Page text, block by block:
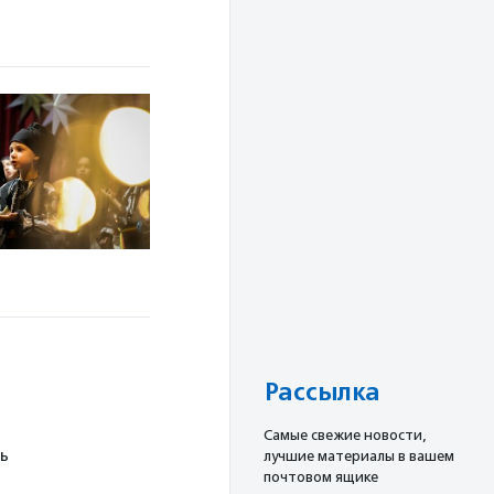
Рассылка
Cамые свежие новости,
лучшие материалы в вашем
почтовом ящике